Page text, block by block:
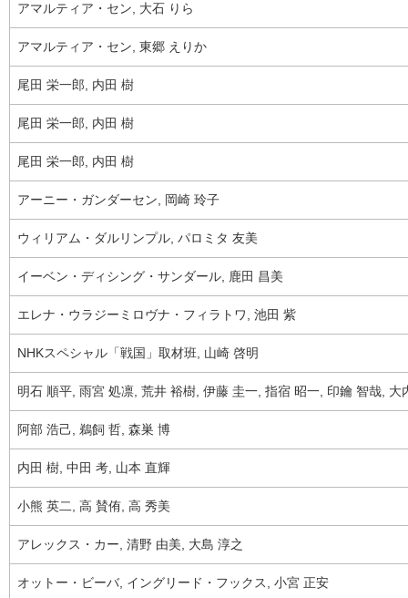
アマルティア・セン, 大石 りら
アマルティア・セン, 東郷 えりか
尾田 栄一郎, 内田 樹
尾田 栄一郎, 内田 樹
尾田 栄一郎, 内田 樹
アーニー・ガンダーセン, 岡崎 玲子
ウィリアム・ダルリンプル, パロミタ 友美
イーベン・ディシング・サンダール, 鹿田 昌美
エレナ・ウラジーミロヴナ・フィラトワ, 池田 紫
NHKスペシャル「戦国」取材班, 山崎 啓明
明石 順平, 雨宮 処凛, 荒井 裕樹, 伊藤 圭一, 指宿 昭一, 印鑰 智哉,
阿部 浩己, 鵜飼 哲, 森巣 博
内田 樹, 中田 考, 山本 直輝
小熊 英二, 高 賛侑, 高 秀美
アレックス・カー, 清野 由美, 大島 淳之
オットー・ビーバ, イングリード・フックス, 小宮 正安